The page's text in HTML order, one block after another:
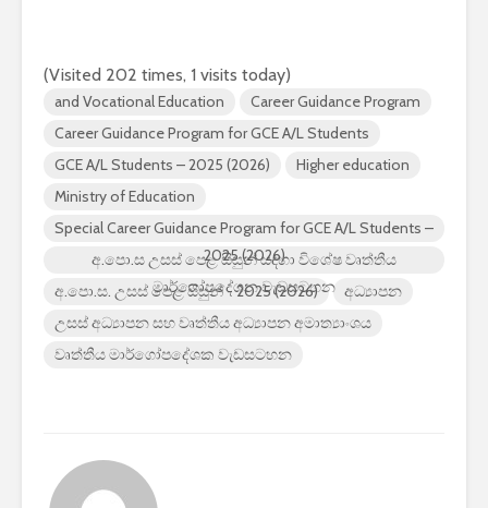
(Visited 202 times, 1 visits today)
and Vocational Education
Career Guidance Program
Career Guidance Program for GCE A/L Students
GCE A/L Students – 2025 (2026)
Higher education
Ministry of Education
Special Career Guidance Program for GCE A/L Students –
2025 (2026)
අ.පො.ස උසස් පෙළ සිසුන් සඳහා විශේෂ වෘත්තීය
මාර්ගෝපදේශන වැඩසටහන
අ.පො.ස. උසස් පෙළ සිසුන් - 2025 (2026)
අධ්‍යාපන
උසස් අධ්‍යාපන සහ වෘත්තීය අධ්‍යාපන අමාත්‍යාංශය
වෘත්තීය මාර්ගෝපදේශක වැඩසටහන